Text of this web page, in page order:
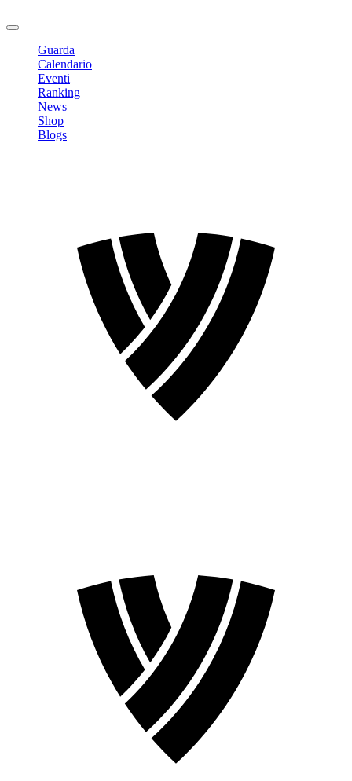
Guarda
Calendario
Eventi
Ranking
News
Shop
Blogs